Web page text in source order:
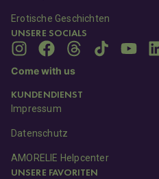
Erotische Geschichten
UNSERE SOCIALS
Come with us
KUNDENDIENST
Impressum
Datenschutz
AMORELIE Helpcenter
UNSERE FAVORITEN